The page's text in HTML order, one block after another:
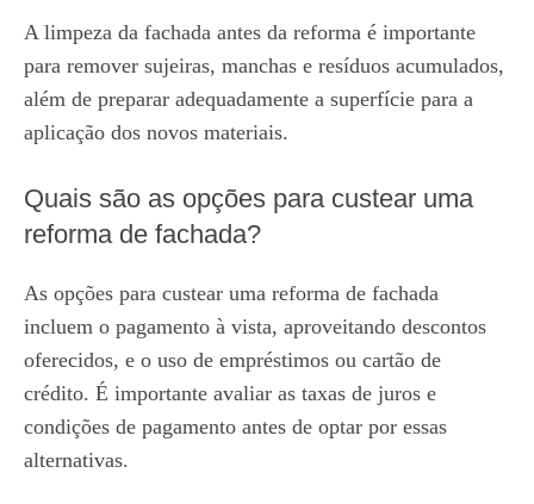
A limpeza da fachada antes da reforma é importante
para remover sujeiras, manchas e resíduos acumulados,
além de preparar adequadamente a superfície para a
aplicação dos novos materiais.
Quais são as opções para custear uma
reforma de fachada?
As opções para custear uma reforma de fachada
incluem o pagamento à vista, aproveitando descontos
oferecidos, e o uso de empréstimos ou cartão de
crédito. É importante avaliar as taxas de juros e
condições de pagamento antes de optar por essas
alternativas.